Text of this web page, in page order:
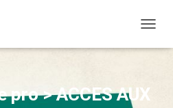
pro > ACCES AUX